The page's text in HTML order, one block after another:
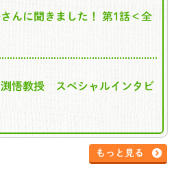
んに聞きました！ 第1話＜全
悟教授 スペシャルインタビ
もっと見る